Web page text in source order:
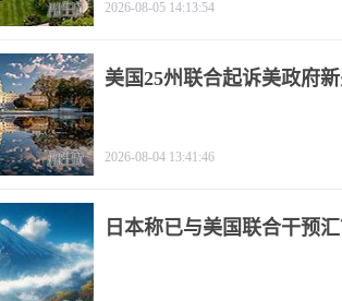
2026-08-05 14:13:54
美国25州联合起诉美政府
2026-08-04 13:41:46
日本称已与美国联合干预